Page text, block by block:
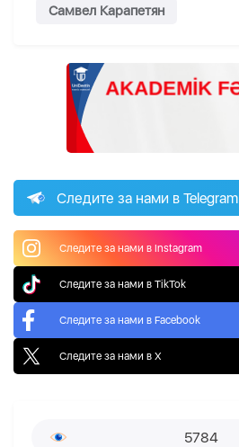
Самвел Карапетян
Следите за нами в Telegram
Следите за нами в Instagram
Следите за нами в TikTok
Следите за нами в Facebook
Следите за нами в X
5784